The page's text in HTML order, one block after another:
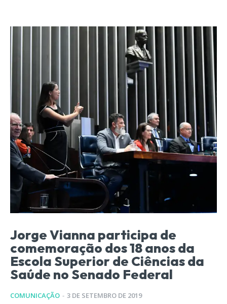
Jorge Vianna participa de
comemoração dos 18 anos da
Escola Superior de Ciências da
Saúde no Senado Federal
COMUNICAÇÃO - 3 DE SETEMBRO DE 2019